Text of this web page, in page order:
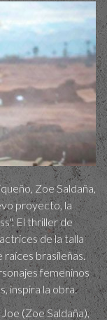
Zoe Saldaña,
proyecto, la
El thriller de
de la talla
brasileñas.
femeninos
inspira la obra.
(Zoe Saldaña),